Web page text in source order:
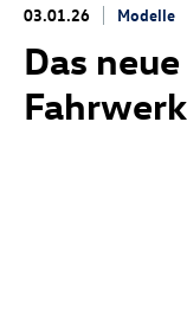
03.01.26 Modelle
Das neue